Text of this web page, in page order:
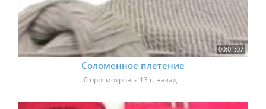
00:01:07
Соломенное плетение
0 просмотров 13 г. назад